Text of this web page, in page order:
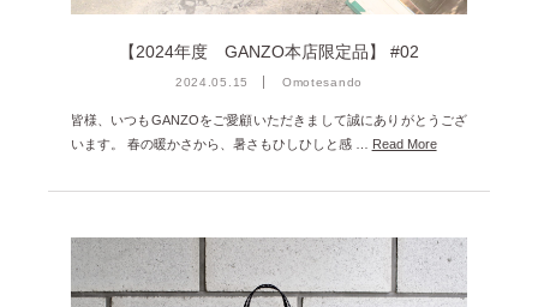
2023年7月 [4]
2023年6月 [5]
2023年5月 [4]
2023年4月 [6]
2023年3月 [2]
【2024年度 GANZO本店限定品】 #02
2024.05.15 Omotesando
皆様、いつもGANZOをご愛顧いただきまして誠にありがとうござ
います。 春の暖かさから、暑さもひしひしと感 …
Read More